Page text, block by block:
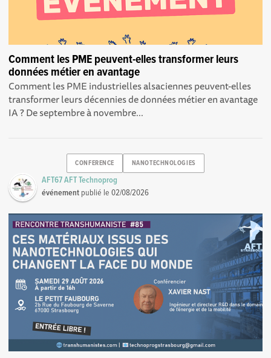
Comment les PME peuvent-elles transformer leurs
données métier en avantage
Comment les PME industrielles alsaciennes peuvent-elles
transformer leurs décennies de données métier en avantage
IA ? De septembre à novembre...
CONFERENCE NANOTECHNOLOGIES
AFT67 AFT Technoprog
événement publié le02/08/2026